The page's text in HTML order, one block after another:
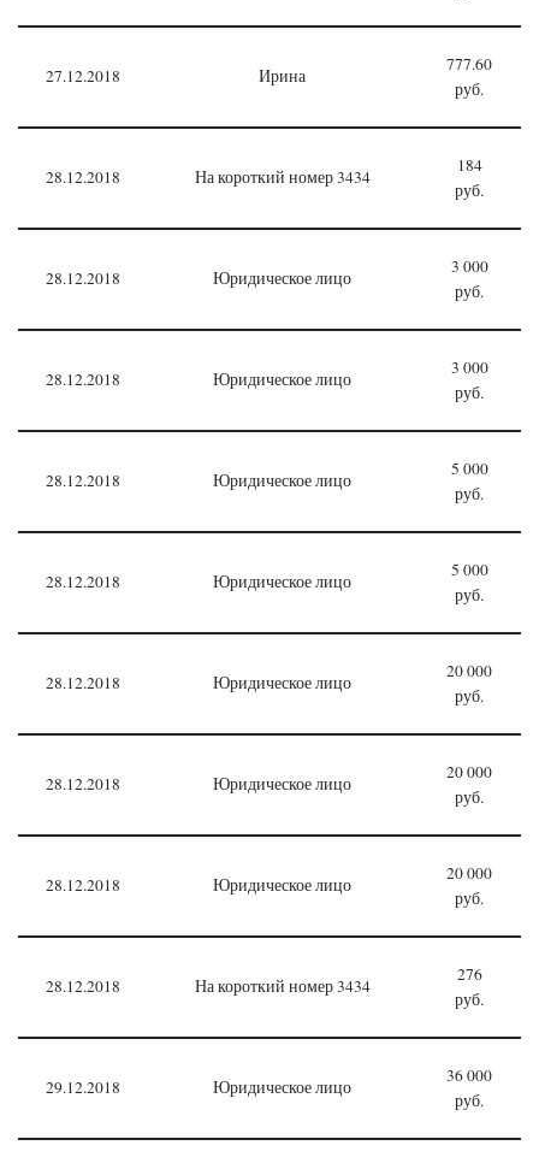
27.12.2018 Ирина
777.60
руб.
28.12.2018 На короткий номер 3434
184
руб.
28.12.2018 Юридическое лицо
3 000
руб.
28.12.2018 Юридическое лицо
3 000
руб.
28.12.2018 Юридическое лицо
5 000
руб.
28.12.2018 Юридическое лицо
5 000
руб.
28.12.2018 Юридическое лицо
20 000
руб.
28.12.2018 Юридическое лицо
20 000
руб.
28.12.2018 Юридическое лицо
20 000
руб.
28.12.2018 На короткий номер 3434
276
руб.
29.12.2018 Юридическое лицо
36 000
руб.